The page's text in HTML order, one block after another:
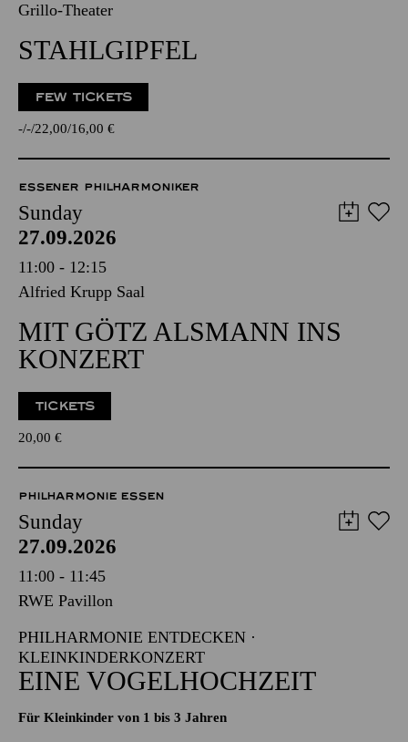
Grillo-Theater
STAHLGIPFEL
FEW TICKETS
- - 22,00 16,00 €
ESSENER PHILHARMONIKER
Sunday
27.09.2026
11:00 - 12:15
Alfried Krupp Saal
MIT GÖTZ ALSMANN INS
KONZERT
TICKETS
20,00 €
PHILHARMONIE ESSEN
Sunday
27.09.2026
11:00 - 11:45
RWE Pavillon
PHILHARMONIE ENTDECKEN ·
KLEINKINDERKONZERT
EINE VOGELHOCHZEIT
Für Kleinkinder von 1 bis 3 Jahren